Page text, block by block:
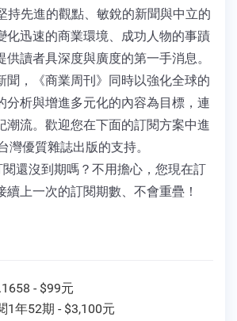
持先進的觀點、敏銳的新聞與中立的
化迅速的商業環境、成功人物的事蹟
讀者具深度與廣度的第一手消息。
聞，《商業周刊》同時以強化全球的
分析與增進多元化的內容為目標，連
潮流。歡迎您在下面的訂閱方案中進
灣優質雜誌出版的支持。
還沒到期嗎？不用擔心，您現在訂
續上一次的訂閱期數、不會重疊！
- $99元
1年52期 - $3,100元